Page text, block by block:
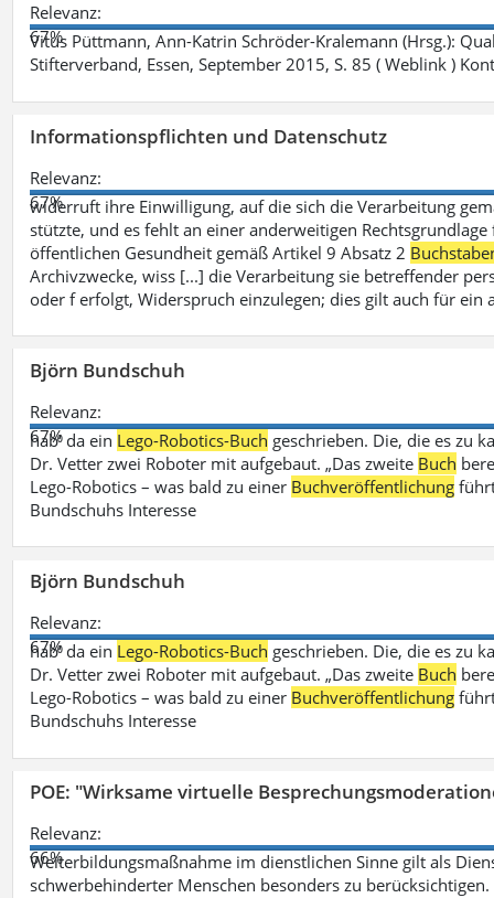
Relevanz:
67%
Vitus Püttmann, Ann-Katrin Schröder-Kralemann (Hrsg.):
Stifterverband, Essen, September 2015, S. 85 ( Weblink )
Informationspflichten und Datenschutz
Relevanz:
67%
widerruft ihre Einwilligung, auf die sich die Verarbeitung
stützte, und es fehlt an einer anderweitigen
öffentlichen Gesundheit gemäß Artikel 9 Absatz 2
Archivzwecke, wiss [...] die Verarbeitung sie betreffender
oder f erfolgt, Widerspruch einzulegen; dies gilt auch für ein
Björn Bundschuh
Relevanz:
67%
hab‘ da ein Lego-Robotics-Buch geschrieben. Die, die es zu
Dr. Vetter zwei Roboter mit aufgebaut. „Das zweite Buch
Lego-Robotics – was bald zu einer Buchveröffentlichung
Bundschuhs Interesse
Björn Bundschuh
Relevanz:
67%
hab‘ da ein Lego-Robotics-Buch geschrieben. Die, die es zu
Dr. Vetter zwei Roboter mit aufgebaut. „Das zweite Buch
Lego-Robotics – was bald zu einer Buchveröffentlichung
Bundschuhs Interesse
POE: "Wirksame virtuelle
Relevanz:
66%
Weiterbildungsmaßnahme im dienstlichen Sinne gilt als
schwerbehinderter Menschen besonders zu berücksichtigen.